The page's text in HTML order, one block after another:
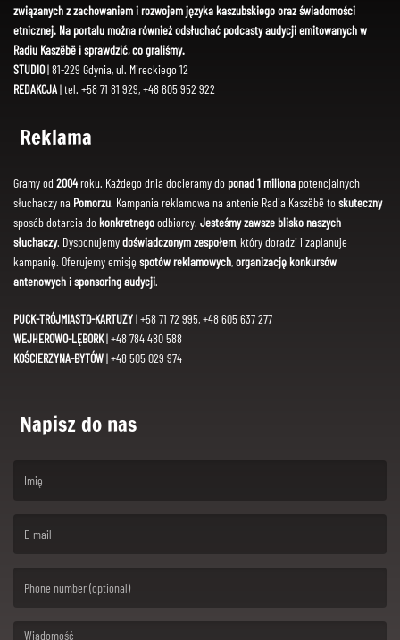
związanych z zachowaniem i rozwojem języka kaszubskiego oraz świadomości
etnicznej. Na portalu można również odsłuchać podcasty audycji emitowanych w
Radiu Kaszëbë i sprawdzić, co graliśmy.
STUDIO| 81-229 Gdynia, ul. Mireckiego 12
REDAKCJA| tel. +58 71 81 929, +48 605 952 922
Reklama
Gramy od 2004roku. Każdego dnia docieramy do ponad 1 miliona potencjalnych
słuchaczy na Pomorzu. Kampania reklamowa na antenie Radia Kaszëbë toskuteczny
sposób dotarcia dokonkretnegoodbiorcy. Jesteśmy zawsze blisko naszych
słuchaczy. Dysponujemydoświadczonym zespołem, który doradzi i zaplanuje
kampanię. Oferujemy emisję spotów reklamowych,organizację konkursów
antenowychi sponsoring audycji.
PUCK-TRÓJMIASTO-KARTUZY| +58 71 72 995, +48 605 637 277
WEJHEROWO-LĘBORK| +48 784 480 588
KOŚCIERZYNA-BYTÓW| +48 505 029 974
Napisz do nas